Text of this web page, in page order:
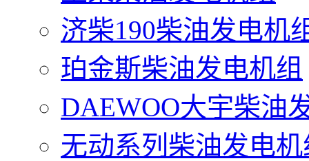
济柴190柴油发电机
珀金斯柴油发电机组
DAEWOO大宇柴油
无动系列柴油发电机